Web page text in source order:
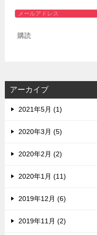
メ
ル
ス
購読
アーカイブ
2021年5月 (1)
2020年3月 (5)
2020年2月 (2)
2020年1月 (11)
2019年12月 (6)
2019年11月 (2)